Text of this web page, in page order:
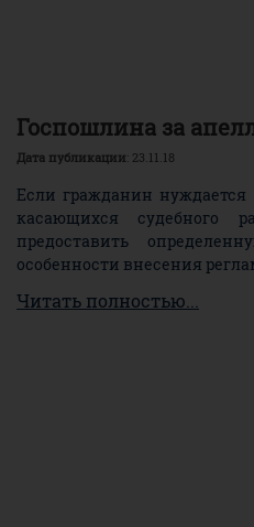
Госпошлина за
Дата публикации: 23.11.18
Если гражданин нуждается
касающихся судебного
предоставить
особенности внесения
Читать полностью...